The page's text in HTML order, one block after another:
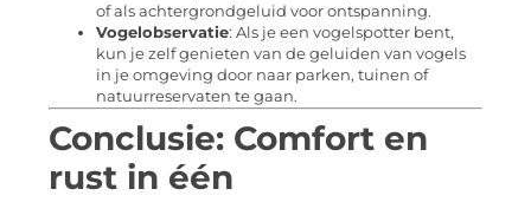
of als achtergrondgeluid voor ontspanning.
Vogelobservatie: Als je een vogelspotter bent,
kun je zelf genieten van de geluiden van vogels
in je omgeving door naar parken, tuinen of
natuurreservaten te gaan.
Conclusie: Comfort en
rust in één